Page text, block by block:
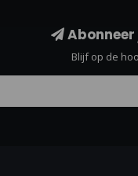
Abonneer
Blijf op de